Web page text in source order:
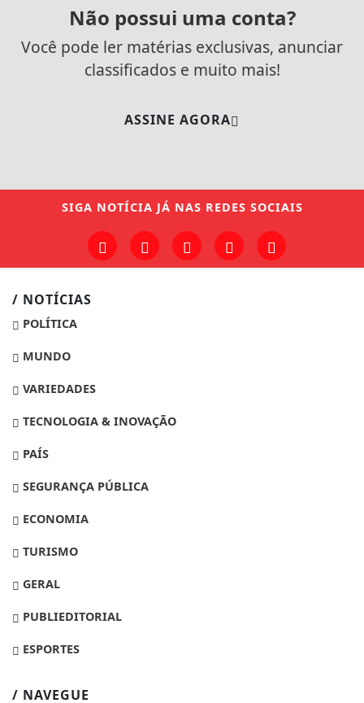
Não possui uma conta?
Você pode ler matérias exclusivas, anunciar
classificados e muito mais!
ASSINE AGORA
SIGA NOTÍCIA JÁ NAS REDES SOCIAIS
/ NOTÍCIAS
POLÍTICA
MUNDO
VARIEDADES
TECNOLOGIA & INOVAÇÃO
PAÍS
SEGURANÇA PÚBLICA
ECONOMIA
TURISMO
GERAL
PUBLIEDITORIAL
ESPORTES
/ NAVEGUE